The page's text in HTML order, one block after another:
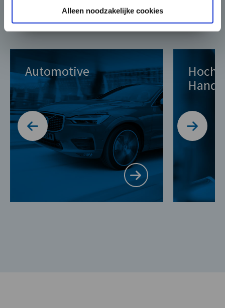
Alleen noodzakelijke cookies
BUVO arbeitet in folgenden Bereichen
Automotive